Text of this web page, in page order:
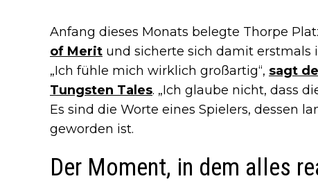
Anfang dieses Monats belegte Thorpe
of Merit und sicherte sich damit erstmals
„Ich fühle mich wirklich großartig“, sagt
Tungsten Tales. „Ich glaube nicht, dass
Es sind die Worte eines Spielers, dessen
geworden ist.
Der Moment, in dem alles